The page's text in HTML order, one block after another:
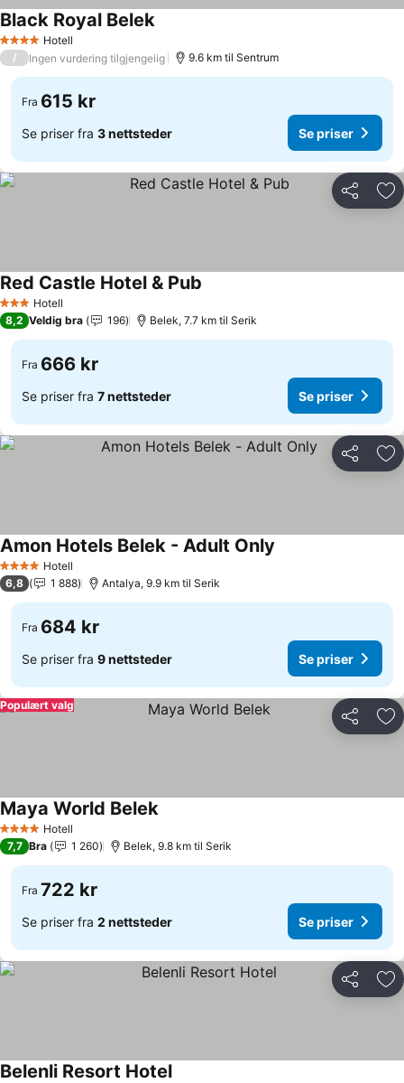
4 StjernerHotell
Black Royal Belek
/ Ingen vurdering tilgjengelig 9.6 km til Sentrum
Fra 615 kr
Se priser fra 3 nettsteder Se priser
Del
3 StjernerHotell
Red Castle Hotel & Pub
8,2 Veldig bra 196 Belek, 7.7 km til Serik
Fra 666 kr
Se priser fra 7 nettsteder Se priser
Del
4 StjernerHotell
Amon Hotels Belek - Adult Only
6,8 1 888 Antalya, 9.9 km til Serik
Fra 684 kr
Se priser fra 9 nettsteder Se priser
Del
Populært valg
4 StjernerHotell
Maya World Belek
7,7 Bra 1 260 Belek, 9.8 km til Serik
Fra 722 kr
Se priser fra 2 nettsteder Se priser
Del
Belenli Resort Hotel